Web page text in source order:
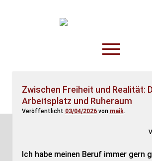
TruckOnline.de
open
menu
Anderswo
Disposition
Zwischen Freiheit und Realität:
Arbeitsplatz und Ruheraum
Veröffentlicht 03/04/2026von maik.
Ich habe meinen Beruf immer gern